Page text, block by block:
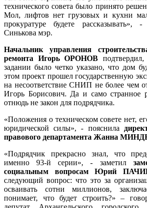
технического совета было принято
Мол, лифтов нет грузовых и кухни
прокуратуре будете рассказывать»,
Синькова мэр.
Начальник управления
ремонта Игорь ОРОНОВ
задании было четко указано, что дом
этом проект прошел государственную
на несоответствие СНИП не более чем
Игорь Борисович. Да и само странное
отнюдь не закон для подрядчика.
«Положения о техническом совете нет,
юридической силы», - пояснила
правового департамента Жанна
«Подрядчик прекрасно знал, что
именно 93-й серии», - заметил
социальным вопросам Юрий
следующий вопрос: что это за
осваивать сотни миллионов,
понимает, что будет строить?» –